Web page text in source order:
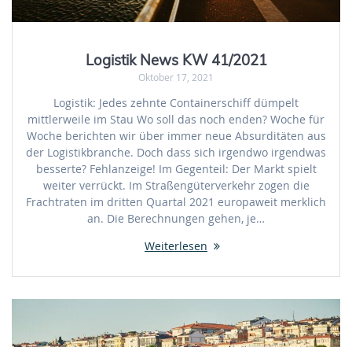
Logistik News KW 41/2021
Oktober 17, 2021
Logistik: Jedes zehnte Containerschiff dümpelt
mittlerweile im Stau Wo soll das noch enden? Woche für
Woche berichten wir über immer neue Absurditäten aus
der Logistikbranche. Doch dass sich irgendwo irgendwas
besserte? Fehlanzeige! Im Gegenteil: Der Markt spielt
weiter verrückt. Im Straßengüterverkehr zogen die
Frachtraten im dritten Quartal 2021 europaweit merklich
an. Die Berechnungen gehen, je…
Weiterlesen